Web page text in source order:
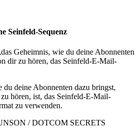
Seinfeld-Sequenz
Geheimnis, wie du deine Abonnenten
dir zu hören, das Seinfeld-E-Mail-
du deine Abonnenten dazu bringst,
hören, ist, das Seinfeld-E-Mail-
zu verwenden.
/ DOTCOM SECRETS